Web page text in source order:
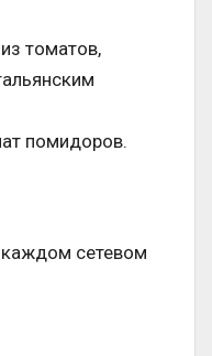
томатов,
помидоров.
каждом сетевом